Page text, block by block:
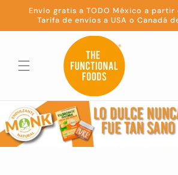
directamente
al contenido
Envío gratis a TODO México a partir
Tarifa de envíos a USA o Canadá